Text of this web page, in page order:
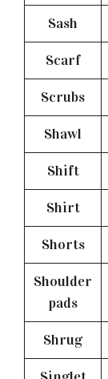
Sash
Scarf
Scrubs
Shawl
Shift
Shirt
Shorts
Shoulder
pads
Shrug